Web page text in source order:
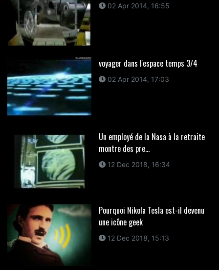
02 Apr 2014, 16:55
voyager dans l'espace temps 3/4
02 Apr 2014, 17:03
Un employé de la Nasa à la retraite
montre des pre...
12 Dec 2018, 16:34
Pourquoi Nikola Tesla est-il devenu
une icône geek
12 Dec 2018, 15:13